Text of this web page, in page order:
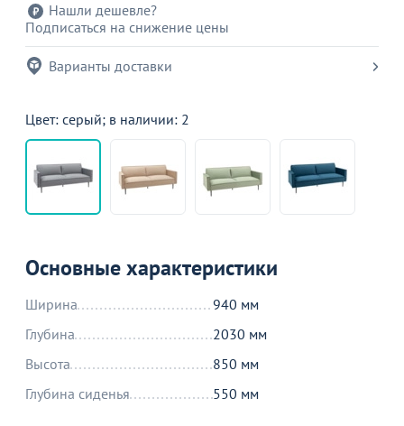
Нашли дешевле?
Подписаться на снижение цены
Варианты доставки
Цвет: серый; в наличии: 2
Основные характеристики
Ширина
940 мм
Глубина
2030 мм
Высота
850 мм
Глубина сиденья
550 мм